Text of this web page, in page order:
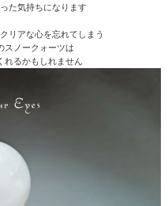
た気持ちになります
リアな心を忘れてしまう
ノークォーツは
れるかもしれません